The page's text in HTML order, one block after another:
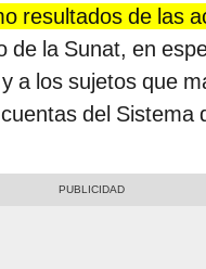
resultados de las
de la Sunat, en
a los sujetos que
del Sistema